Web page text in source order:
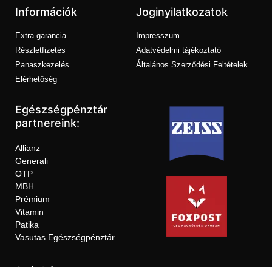
Információk
Extra garancia
Részletfizetés
Panaszkezelés
Elérhetőség
Joginyilatkozatok
Impresszum
Adatvédelmi tájékoztató
Általános Szerződési Feltételek
Egészségpénztár
partnereink:
Allianz
Generali
OTP
MBH
Prémium
Vitamin
Patika
Vasutas Egészségpénztár